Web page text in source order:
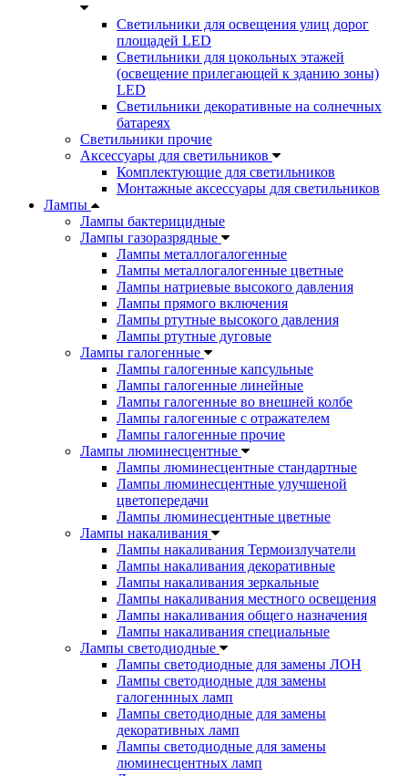
Светильники для освещения улиц дорог
площадей LED
Светильники для цокольных этажей
(освещение прилегающей к зданию зоны)
LED
Светильники декоративные на солнечных
батареях
Светильники прочие
Аксессуары для светильников
Комплектующие для светильников
Монтажные аксессуары для светильников
Лампы
Лампы бактерицидные
Лампы газоразрядные
Лампы металлогалогенные
Лампы металлогалогенные цветные
Лампы натриевые высокого давления
Лампы прямого включения
Лампы ртутные высокого давления
Лампы ртутные дуговые
Лампы галогенные
Лампы галогенные капсульные
Лампы галогенные линейные
Лампы галогенные во внешней колбе
Лампы галогенные с отражателем
Лампы галогенные прочие
Лампы люминесцентные
Лампы люминесцентные стандартные
Лампы люминесцентные улучшеной
цветопередачи
Лампы люминесцентные цветные
Лампы накаливания
Лампы накаливания Термоизлучатели
Лампы накаливания декоративные
Лампы накаливания зеркальные
Лампы накаливания местного освещения
Лампы накаливания общего назначения
Лампы накаливания специальные
Лампы светодиодные
Лампы светодиодные для замены ЛОН
Лампы светодиодные для замены
галогеннных ламп
Лампы светодиодные для замены
декоративных ламп
Лампы светодиодные для замены
люминесцентных ламп